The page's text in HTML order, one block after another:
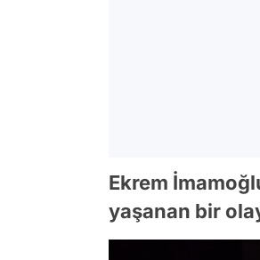
Ekrem
yaşanan bir